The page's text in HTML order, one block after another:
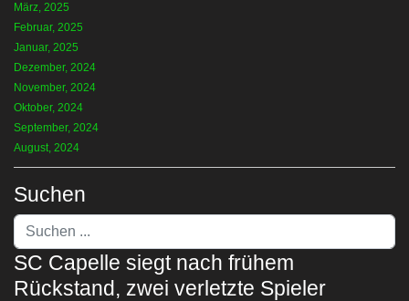
März, 2025
Februar, 2025
Januar, 2025
Dezember, 2024
November, 2024
Oktober, 2024
September, 2024
August, 2024
Suchen
Suchen
SC Capelle siegt nach frühem
Rückstand, zwei verletzte Spieler